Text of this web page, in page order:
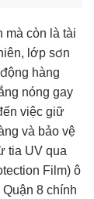
mà còn là tài
lớp sơn
hàng
nóng gay
việc giữ
và bảo vệ
tia UV qua
Film) ô
8 chính